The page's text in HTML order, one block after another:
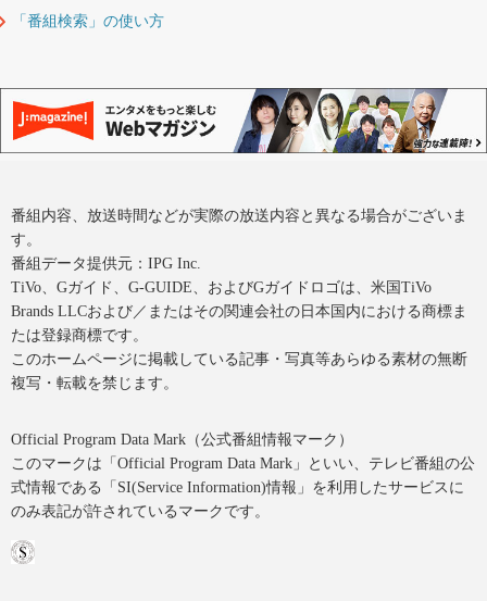
「番組検索」の使い方
番組内容、放送時間などが実際の放送内容と異なる場合がございま
す。
番組データ提供元：IPG Inc.
TiVo、Gガイド、G-GUIDE、およびGガイドロゴは、米国TiVo
Brands LLCおよび／またはその関連会社の日本国内における商標ま
たは登録商標です。
このホームページに掲載している記事・写真等あらゆる素材の無断
複写・転載を禁じます。
Official Program Data Mark（公式番組情報マーク）
このマークは「Official Program Data Mark」といい、テレビ番組の公
式情報である「SI(Service Information)情報」を利用したサービスに
のみ表記が許されているマークです。